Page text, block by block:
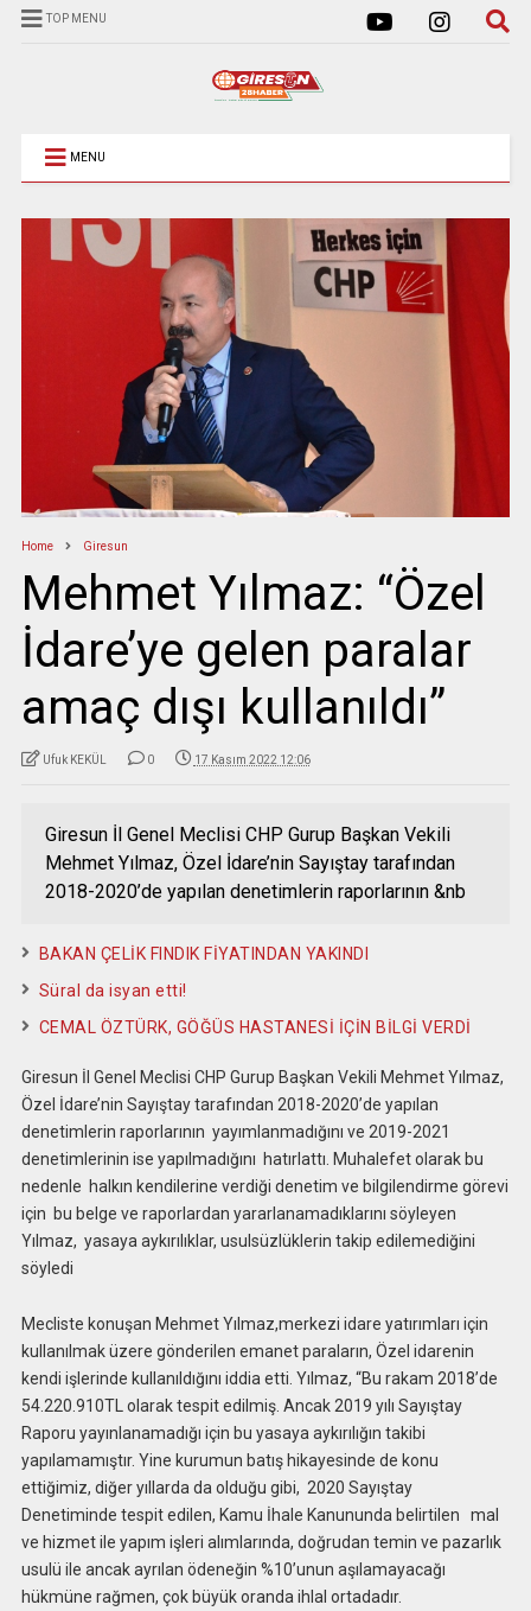
TOP MENU
MENU
Home Giresun
Mehmet Yılmaz: “Özel
İdare’ye gelen paralar
amaç dışı kullanıldı”
Ufuk KEKÜL 0 17 Kasım 2022 12:06
Giresun İl Genel Meclisi CHP Gurup Başkan Vekili
Mehmet Yılmaz, Özel İdare’nin Sayıştay tarafından
2018-2020’de yapılan denetimlerin raporlarının &nb
BAKAN ÇELİK FINDIK FİYATINDAN YAKINDI
Süral da isyan etti!
CEMAL ÖZTÜRK, GÖĞÜS HASTANESİ İÇİN BİLGİ VERDİ
Giresun İl Genel Meclisi CHP Gurup Başkan Vekili Mehmet Yılmaz,
Özel İdare’nin Sayıştay tarafından 2018-2020’de yapılan
denetimlerin raporlarının yayımlanmadığını ve 2019-2021
denetimlerinin ise yapılmadığını hatırlattı. Muhalefet olarak bu
nedenle halkın kendilerine verdiği denetim ve bilgilendirme görevi
için bu belge ve raporlardan yararlanamadıklarını söyleyen
Yılmaz, yasaya aykırılıklar, usulsüzlüklerin takip edilemediğini
söyledi
Mecliste konuşan Mehmet Yılmaz,merkezi idare yatırımları için
kullanılmak üzere gönderilen emanet paraların, Özel idarenin
kendi işlerinde kullanıldığını iddia etti. Yılmaz, “Bu rakam 2018’de
54.220.910TL olarak tespit edilmiş. Ancak 2019 yılı Sayıştay
Raporu yayınlanamadığı için bu yasaya aykırılığın takibi
yapılamamıştır. Yine kurumun batış hikayesinde de konu
ettiğimiz, diğer yıllarda da olduğu gibi, 2020 Sayıştay
Denetiminde tespit edilen, Kamu İhale Kanununda belirtilen mal
ve hizmet ile yapım işleri alımlarında, doğrudan temin ve pazarlık
usulü ile ancak ayrılan ödeneğin %10’unun aşılamayacağı
hükmüne rağmen, çok büyük oranda ihlal ortadadır.